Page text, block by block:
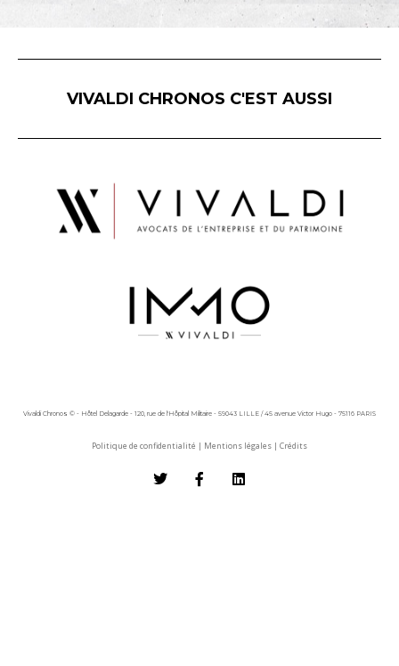
VIVALDI CHRONOS C'EST AUSSI
Vivaldi Chronos © - Hôtel Delagarde - 120, rue de l'Hôpital Militaire - 59043 LILLE / 45 avenue Victor Hugo - 75116 PARIS
Politique de confidentialité | Mentions légales | Crédits